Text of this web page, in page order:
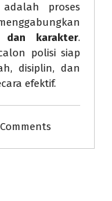
proses
dan karakter.
polisi siap
disiplin, dan
efektif.